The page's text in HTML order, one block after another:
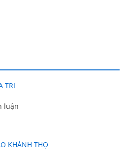
TRI
luận
KHÁNH THỌ